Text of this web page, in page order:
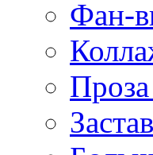
Фан-